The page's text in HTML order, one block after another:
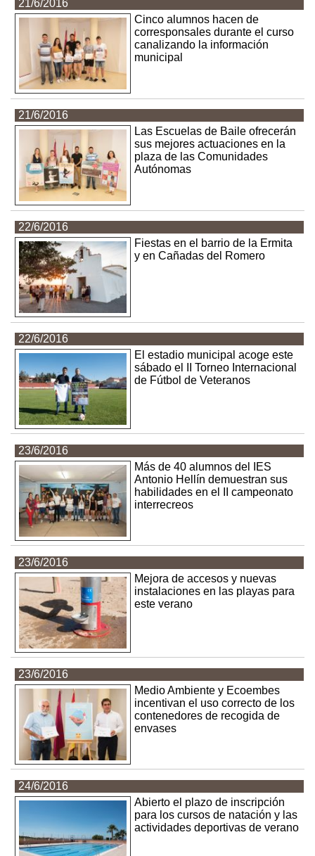
21/6/2016
Cinco alumnos hacen de
corresponsales durante el curso
canalizando la información
municipal
21/6/2016
Las Escuelas de Baile ofrecerán
sus mejores actuaciones en la
plaza de las Comunidades
Autónomas
22/6/2016
Fiestas en el barrio de la Ermita
y en Cañadas del Romero
22/6/2016
El estadio municipal acoge este
sábado el II Torneo Internacional
de Fútbol de Veteranos
23/6/2016
Más de 40 alumnos del IES
Antonio Hellín demuestran sus
habilidades en el II campeonato
interrecreos
23/6/2016
Mejora de accesos y nuevas
instalaciones en las playas para
este verano
23/6/2016
Medio Ambiente y Ecoembes
incentivan el uso correcto de los
contenedores de recogida de
envases
24/6/2016
Abierto el plazo de inscripción
para los cursos de natación y las
actividades deportivas de verano